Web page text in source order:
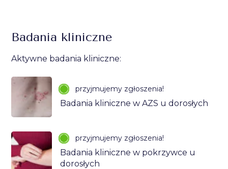
Badania kliniczne
Aktywne badania kliniczne:
przyjmujemy zgłoszenia!
Badania kliniczne w AZS u dorosłych
przyjmujemy zgłoszenia!
Badania kliniczne w pokrzywce u
dorosłych